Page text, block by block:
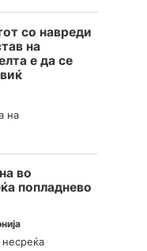
со навреди
на
е да се
на
во
попладнево